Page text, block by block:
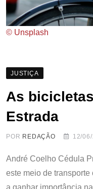
© Unsplash
JUSTIÇA
As
Estrada
POR REDAÇÃO 12/
André Coelho Cédula
este meio de
a ganhar importância